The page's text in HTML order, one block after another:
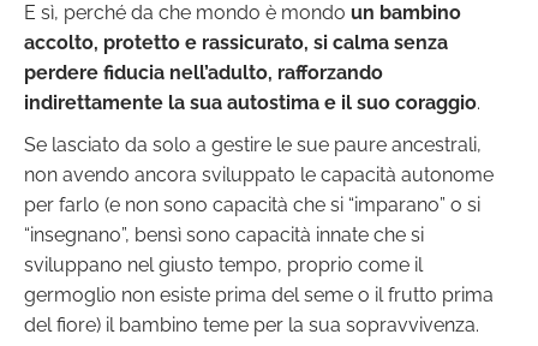
E sì, perché da che mondo è mondo un bambino
accolto, protetto e rassicurato, si calma senza
perdere fiducia nell’adulto, rafforzando
indirettamente la sua autostima e il suo coraggio.
Se lasciato da solo a gestire le sue paure ancestrali,
non avendo ancora sviluppato le capacità autonome
per farlo (e non sono capacità che si “imparano” o si
“insegnano”, bensì sono capacità innate che si
sviluppano nel giusto tempo, proprio come il
germoglio non esiste prima del seme o il frutto prima
del fiore) il bambino teme per la sua sopravvivenza.